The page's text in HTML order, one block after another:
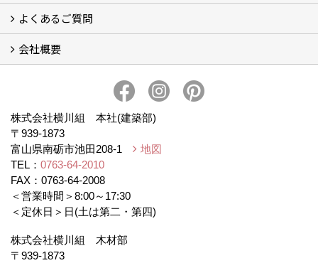
BEシステムの家 実績
BEシステムの家 概要
BEシステムの家 体感会レポート
ハウスオブザ高断熱受賞
よくあるご質問
BEシステムについて
家造りの流れ
会社概要
プライバシー・ポリシー
本社井口移転のお知らせ
株式会社横川組 本社(建築部)
〒939-1873
富山県南砺市池田208-1
地図
TEL： 0763-64-2010
FAX：0763-64-2008
＜営業時間＞8:00～17:30
＜定休日＞日(土は第二・第四)
株式会社横川組 木材部
〒939-1873